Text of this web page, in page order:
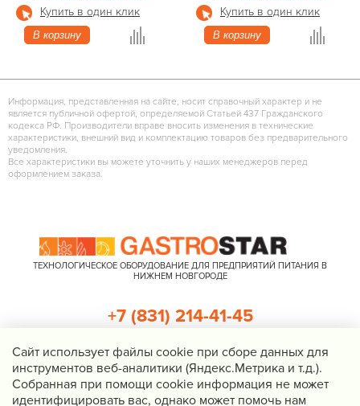
Купить в один клик
В корзину
Купить в один клик
В корзину
Информация, представленная на сайте, носит справочный характер и не
является публичной офертой, определяемой Статьей 437 Гражданского
кодекса РФ. Производители вправе вносить изменения в технические
характеристики, внешний вид и комплектацию товаров без предварительного
уведомления.
Все характеристики вы можете уточнить у наших менеджеров перед
оформлением заказа.
ТЕХНОЛОГИЧЕСКОЕ ОБОРУДОВАНИЕ ДЛЯ ПРЕДПРИЯТИЙ ПИТАНИЯ В
НИЖНЕМ НОВГОРОДЕ
+7 (831) 214-41-45
Перезвоните мне
Cайт использует файлы cookie при сборе данных для
инструментов веб-аналитики (Яндекс.Метрика и т.д.).
Собранная при помощи cookie информация не может
идентифицировать вас, однако может помочь нам